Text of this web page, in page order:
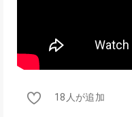
18人が追加